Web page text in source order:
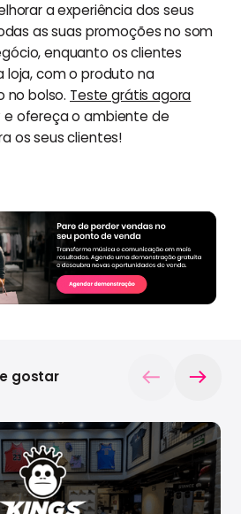
a experiência dos seus
as suas promoções no som
enquanto os clientes
loja, com o produto na
no bolso. Teste grátis agora
e ofereça o ambiente de
os seus clientes!
gostar